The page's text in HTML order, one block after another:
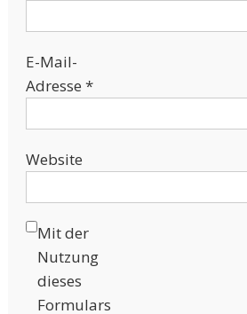
E-Mail-
Adresse *
Website
Mit der
Nutzung
dieses
Formulars